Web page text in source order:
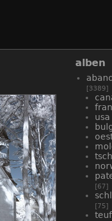
alben
[3389]
usa
[67]
[75]